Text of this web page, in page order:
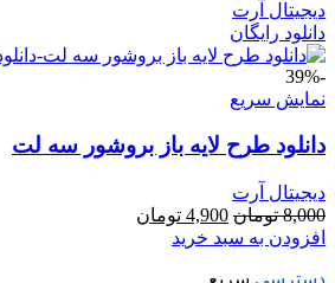
دیجیتال آرت
دانلود رایگان
-39%
نمایش سریع
دانلود طرح لايه باز بروشور سه لت
دیجیتال آرت
8,000 تومان قیمت
اصلی
4,900 تومان
افزودن به سبد خرید
دسترسی سریع